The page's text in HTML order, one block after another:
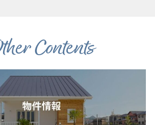
Contents